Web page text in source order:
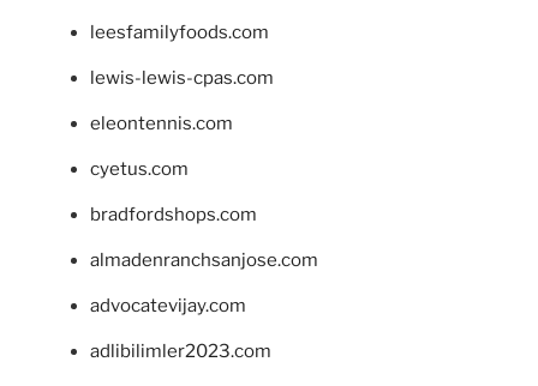
leesfamilyfoods.com
lewis-lewis-cpas.com
eleontennis.com
cyetus.com
bradfordshops.com
almadenranchsanjose.com
advocatevijay.com
adlibilimler2023.com